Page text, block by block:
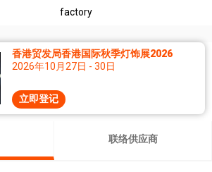
factory
香港贸发局香港国际秋季灯饰展2026
2026年10月27日 - 30日
立即登记
联络供应商